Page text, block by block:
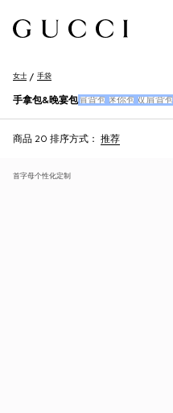
女士 手袋
手拿包&晚宴包肩背包 迷你包 双肩背包
商品 20 排序方式： 推荐
首字母个性化定制